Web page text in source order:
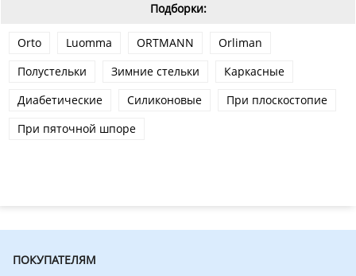
Подборки:
Orto Luomma ORTMANN
Orliman
Полустельки
Зимние стельки
Каркасные
Диабетические
Силиконовые
При плоскостопие
При пяточной шпоре
ПОКУПАТЕЛЯМ